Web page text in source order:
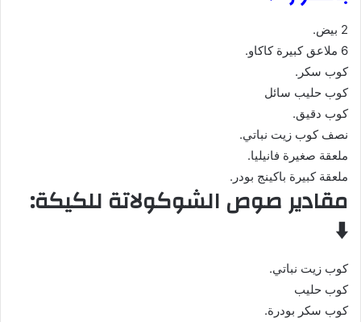
2 بيض.
6 ملاعق كبيرة كاكاو.
كوب سكر.
كوب حليب سائل
كوب دقيق.
نصف كوب زيت نباتي.
ملعقة صغيرة فانيليا.
ملعقة كبيرة باكينج بودر.
مقادير صوص الشوكولاتة للكيكة:
⬇️
كوب زيت نباتي.
كوب حليب
كوب سكر بودرة.